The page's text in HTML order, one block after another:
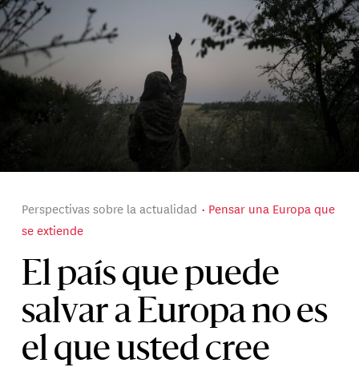
El país que puede
salvar a Europa no es
el que usted cree
Perspectivas sobre la actualidad
Pensar una Europa que
se extiende